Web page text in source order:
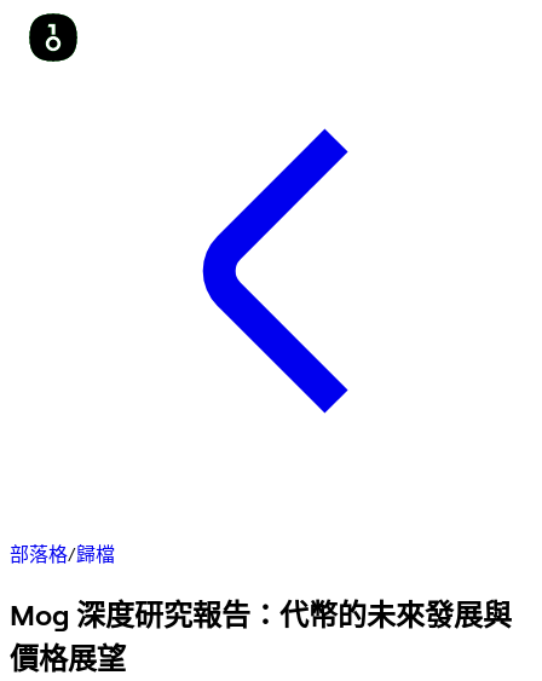
部落格/歸檔
Mog 深度研究報告：代幣的未來發展與
價格展望